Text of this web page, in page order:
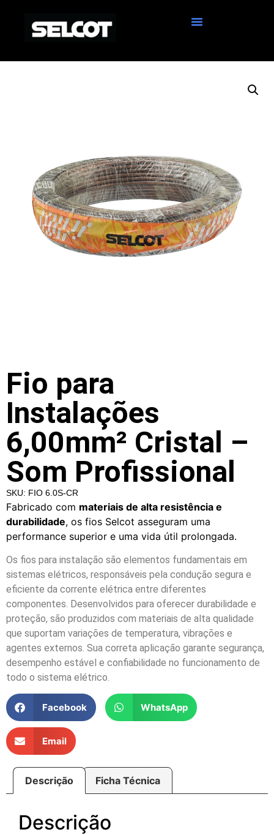
Fio para
Instalações
6,00mm² Cristal –
Som Profissional
SKU: FIO 6.0S-CR
Fabricado com materiais de alta resistência e
durabilidade, os fios Selcot asseguram uma
performance superior e uma vida útil prolongada.
Os fios para instalação são elementos fundamentais em
sistemas elétricos, responsáveis pela condução segura e
eficiente da corrente elétrica entre diferentes
componentes. Desenvolvidos para oferecer durabilidade e
proteção, são produzidos com materiais de alta qualidade
que suportam variações de temperatura, vibrações e
agentes externos. Sua correta aplicação garante segurança,
desempenho estável e confiabilidade no funcionamento de
todo o sistema elétrico.
Facebook WhatsApp
Email
Descrição Ficha Técnica
Descrição